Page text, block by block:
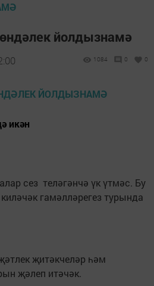
йолдызнамә
1084 0 0
икән
сез теләгәнчә үк үтмәс. Бу
гамәлләрегез турында
җитәкчеләр һәм
җәлеп итәчәк.